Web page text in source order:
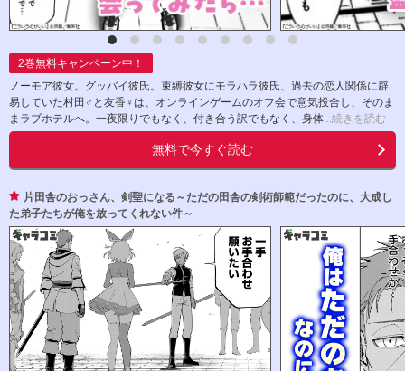
2巻無料キャンペーン中！
ノーモア彼女。グッバイ彼氏。束縛彼女にモラハラ彼氏、過去の恋人関係に辟
易していた村田♂と友香♀は、オンラインゲームのオフ会で意気投合し、そのま
まラブホテルへ。一夜限りでもなく、付き合う訳でもなく、身体 ...続きを読む
無料で今すぐ読む
片田舎のおっさん、剣聖になる～ただの田舎の剣術師範だったのに、大成し
た弟子たちが俺を放ってくれない件～